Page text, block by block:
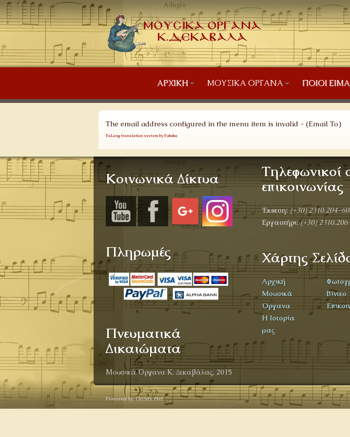
ΑΡΧΙΚΉ ΜΟΥΣΙΚΆ ΌΡΓΑΝΑ ΠΟΙΟΙ
The email address configured in the menu item is invalid - (Email To)
FaLang translation system by Faboba
Κοινωνικά Δίκτυα
Πληρωμές
Πνευματικά
Δικαιώματα
Μουσικά Όργανα Κ. Δεκαβάλας, 2015
Τηλεφωνικοί
επικοινωνίας
Έκθεση: (+30) 2310.204-
Εργαστήρι:(+30)
Χάρτης
Αρχική
Μουσικά
Όργανα
Η Ιστορία
μας
Βίντεο
Powered by OnSite.Net